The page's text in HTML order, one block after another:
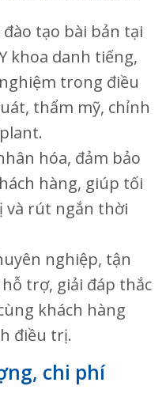
tạo bài bản tại
khoa danh tiếng,
trong điều
thẩm mỹ, chỉnh
hóa, đảm bảo
hàng, giúp tối
và rút ngắn thời
nghiệp, tận
trợ, giải đáp thắc
khách hàng
điều trị.
chi phí